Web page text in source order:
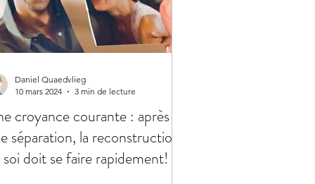
croyance courante : après
séparation, la reconstruction
doit se faire rapidement!
Daniel Quaedvlieg
10 mars 2024
3 min de lecture